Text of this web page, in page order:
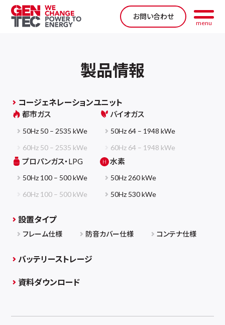
お問い合わせ
menu
製品情報
コージェネレーションユニット
都市ガス
50Hz 50 – 2535 kWe
60Hz 50 – 2535 kWe
バイオガス
50Hz 64 – 1948 kWe
60Hz 64 – 1948 kWe
プロパンガス・LPG
50Hz 100 – 500 kWe
60Hz 100 – 500 kWe
水素
50Hz 260 kWe
50Hz 530 kWe
設置タイプ
フレーム仕様 防音カバー仕様 コンテナ仕様
バッテリーストレージ
資料ダウンロード